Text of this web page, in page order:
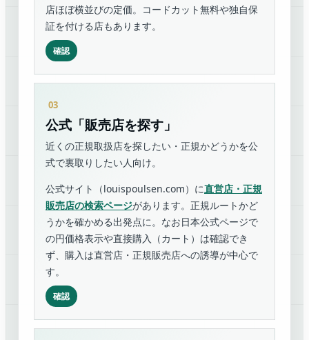
店ほぼ横並びの定価。コードカット無料や独自保
証を付ける店もあります。
確認
公式「販売店を探す」
近くの正規取扱店を探したい・正規かどうかを公
式で裏取りしたい人向け。
公式サイト（louispoulsen.com）に直営店・正規
販売店の検索ページがあります。正規ルートかど
うかを確かめる出発点に。なお日本公式ページで
の円価格表示や直接購入（カート）は確認でき
ず、購入は直営店・正規販売店への誘導が中心で
す。
確認